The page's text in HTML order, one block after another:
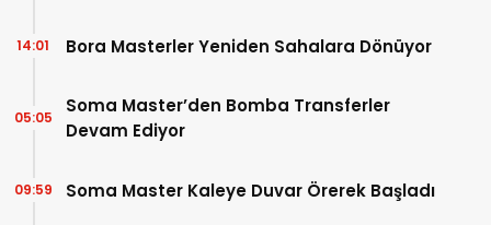
Bora Masterler Yeniden Sahalara Dönüyor
14:01
Soma Master’den Bomba Transferler
Devam Ediyor
05:05
Soma Master Kaleye Duvar Örerek Başladı
09:59